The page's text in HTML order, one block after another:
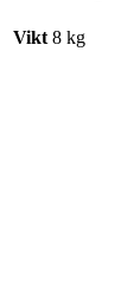
Vikt 8 kg